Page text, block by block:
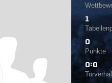
1
0
Punkte
0:0